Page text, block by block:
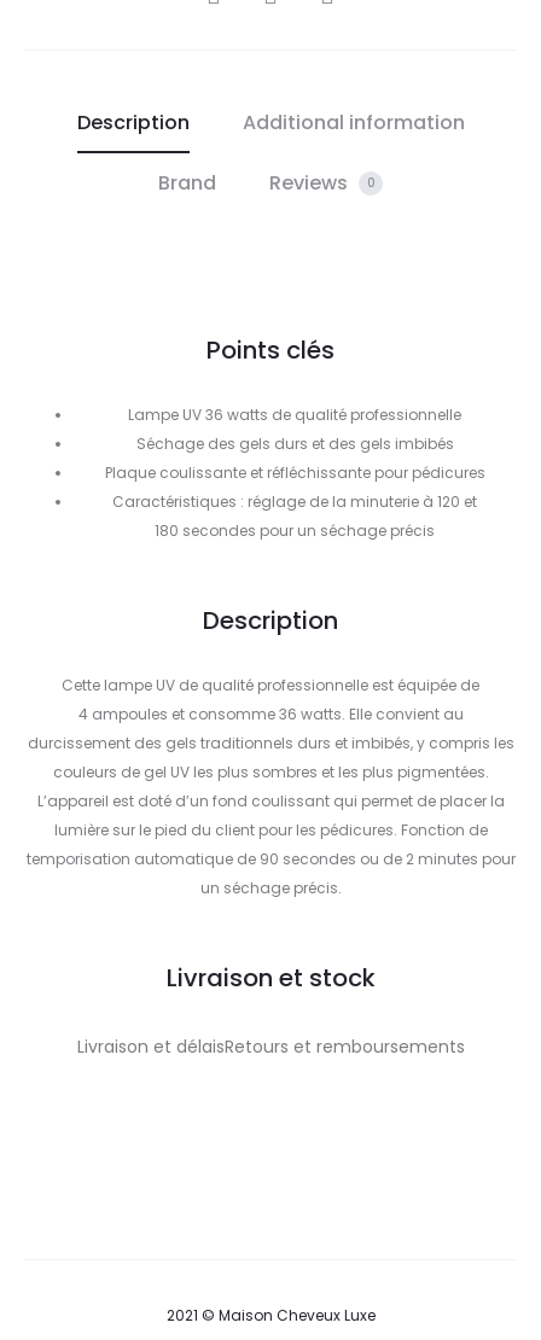
Description Additional information
Brand Reviews 0
Points clés
Lampe UV 36 watts de qualité professionnelle
Séchage des gels durs et des gels imbibés
Plaque coulissante et réfléchissante pour pédicures
Caractéristiques : réglage de la minuterie à 120 et
180 secondes pour un séchage précis
Description
Cette lampe UV de qualité professionnelle est équipée de
4 ampoules et consomme 36 watts. Elle convient au
durcissement des gels traditionnels durs et imbibés, y compris les
couleurs de gel UV les plus sombres et les plus pigmentées.
L’appareil est doté d’un fond coulissant qui permet de placer la
lumière sur le pied du client pour les pédicures. Fonction de
temporisation automatique de 90 secondes ou de 2 minutes pour
un séchage précis.
Livraison et stock
Livraison et délaisRetours et remboursements
2021 © Maison Cheveux Luxe